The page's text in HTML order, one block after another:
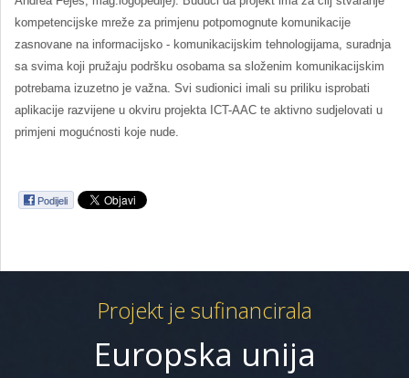
kompetencijske mreže za primjenu potpomognute komunikacije
zasnovane na informacijsko - komunikacijskim tehnologijama, suradnja
sa svima koji pružaju podršku osobama sa složenim komunikacijskim
potrebama izuzetno je važna. Svi sudionici imali su priliku isprobati
aplikacije razvijene u okviru projekta ICT-AAC te aktivno sudjelovati u
primjeni mogućnosti koje nude.
Podijeli
Projekt je sufinancirala
Europska unija